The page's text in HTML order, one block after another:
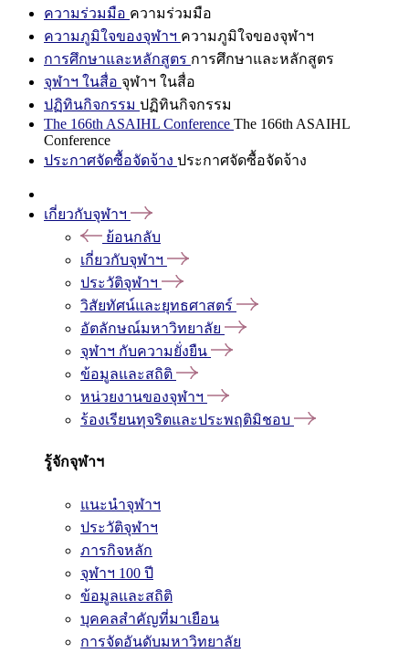
ความร่วมมือ ความร่วมมือ
ความภูมิใจของจุฬาฯ ความภูมิใจของจุฬาฯ
การศึกษาและหลักสูตร การศึกษาและหลักสูตร
จุฬาฯ ในสื่อ จุฬาฯ ในสื่อ
ปฏิทินกิจกรรม ปฏิทินกิจกรรม
The 166th ASAIHL Conference The 166th ASAIHL
Conference
ประกาศจัดซื้อจัดจ้าง ประกาศจัดซื้อจัดจ้าง
เกี่ยวกับจุฬาฯ
ย้อนกลับ
เกี่ยวกับจุฬาฯ
ประวัติจุฬาฯ
วิสัยทัศน์และยุทธศาสตร์
อัตลักษณ์มหาวิทยาลัย
จุฬาฯ กับความยั่งยืน
ข้อมูลและสถิติ
หน่วยงานของจุฬาฯ
ร้องเรียนทุจริตและประพฤติมิชอบ
รู้จักจุฬาฯ
แนะนำจุฬาฯ
ประวัติจุฬาฯ
ภารกิจหลัก
จุฬาฯ 100 ปี
ข้อมูลและสถิติ
บุคคลสำคัญที่มาเยือน
การจัดอันดับมหาวิทยาลัย